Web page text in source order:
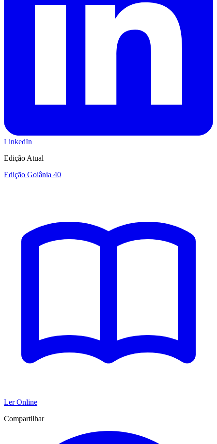
LinkedIn
Edição Atual
Edição Goiânia 40
Ler Online
Compartilhar